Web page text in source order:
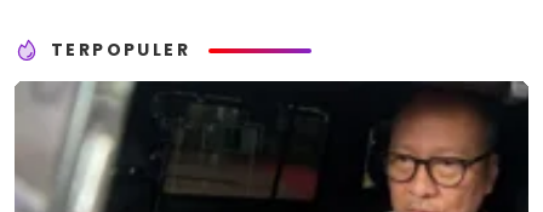
TERPOPULER